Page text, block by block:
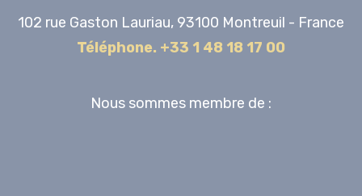
102 rue Gaston Lauriau, 93100 Montreuil - France
Téléphone. +33 1 48 18 17 00
Nous sommes membre de :